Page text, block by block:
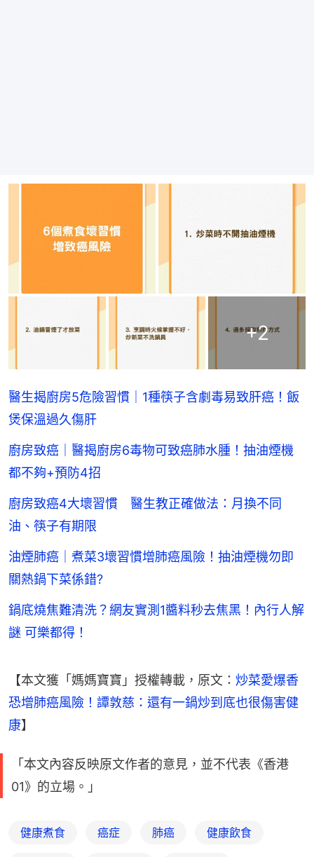
+2
醫生揭廚房5危險習慣｜1種筷子含劇毒易致肝癌！飯
煲保溫過久傷肝
廚房致癌｜醫揭廚房6毒物可致癌肺水腫！抽油煙機
都不夠+預防4招
廚房致癌4大壞習慣 醫生教正確做法：月換不同
油、筷子有期限
油煙肺癌｜煮菜3壞習慣增肺癌風險！抽油煙機勿即
關熱鍋下菜係錯?
鍋底燒焦難清洗？網友實測1醬料秒去焦黑！內行人解
謎 可樂都得！
【本文獲「媽媽寶寶」授權轉載，原文： 炒菜愛爆香
恐增肺癌風險！譚敦慈：還有一鍋炒到底也很傷害健
康】
「本文內容反映原文作者的意見，並不代表《香港
01》的立場。」
健康煮食 癌症 肺癌 健康飲食